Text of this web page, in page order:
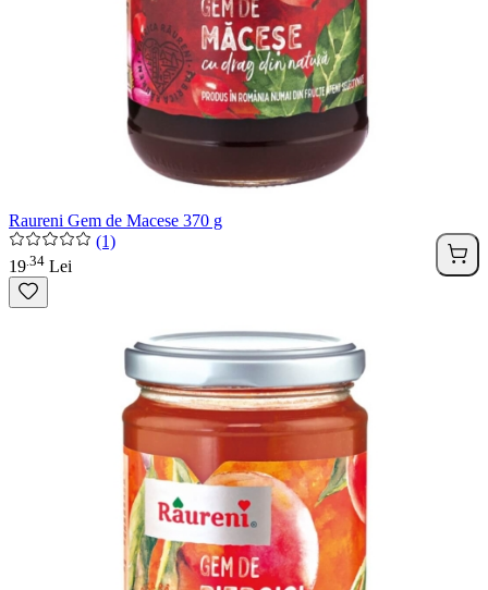
Raureni Gem de Macese 370 g
(1)
19 34 Lei